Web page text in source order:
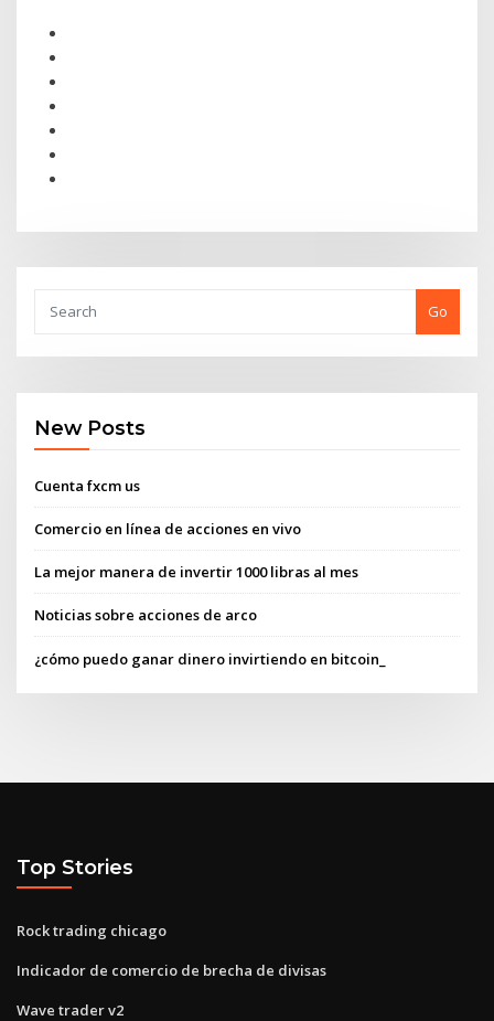
Go
New Posts
Cuenta fxcm us
Comercio en línea de acciones en vivo
La mejor manera de invertir 1000 libras al mes
Noticias sobre acciones de arco
¿cómo puedo ganar dinero invirtiendo en bitcoin_
Top Stories
Rock trading chicago
Indicador de comercio de brecha de divisas
Wave trader v2